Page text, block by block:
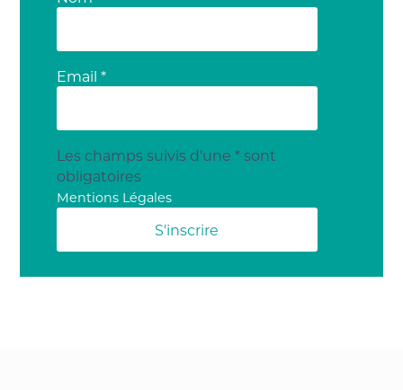
Email *
Les champs suivis d'une * sont
obligatoires
Mentions Légales